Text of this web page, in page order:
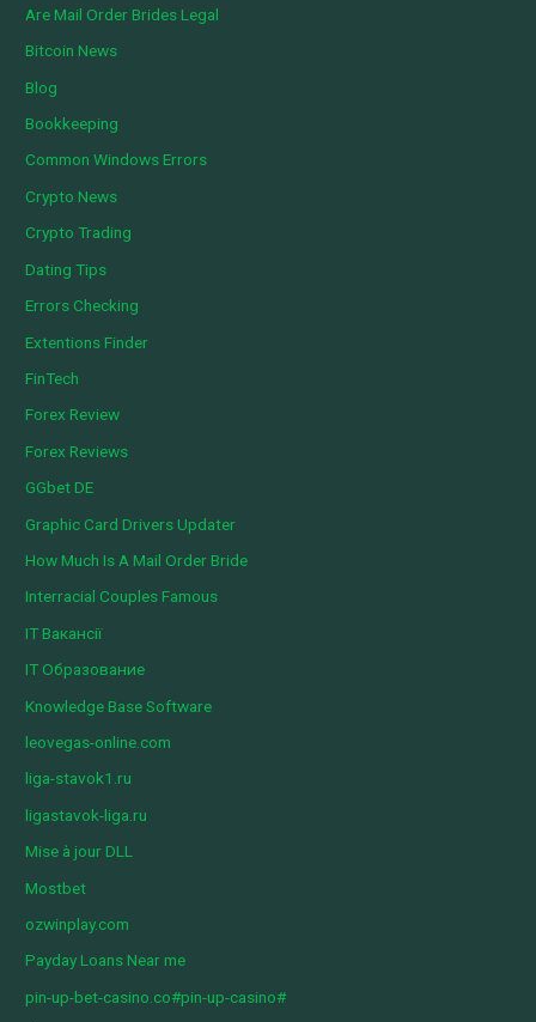
Are Mail Order Brides Legal
Bitcoin News
Blog
Bookkeeping
Common Windows Errors
Crypto News
Crypto Trading
Dating Tips
Errors Checking
Extentions Finder
FinTech
Forex Review
Forex Reviews
GGbet DE
Graphic Card Drivers Updater
How Much Is A Mail Order Bride
Interracial Couples Famous
IT Вакансії
IT Образование
Knowledge Base Software
leovegas-online.com
liga-stavok1.ru
ligastavok-liga.ru
Mise à jour DLL
Mostbet
ozwinplay.com
Payday Loans Near me
pin-up-bet-casino.co#pin-up-casino#